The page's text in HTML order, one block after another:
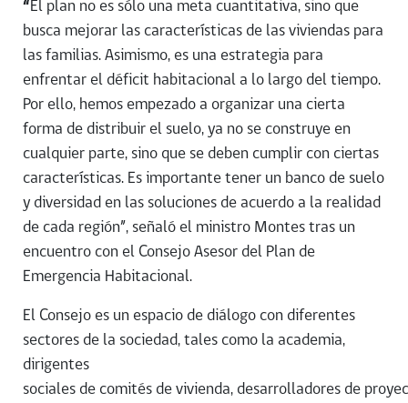
“El plan no es sólo una meta cuantitativa, sino que
busca mejorar las características de las viviendas para
las familias. Asimismo, es una estrategia para
enfrentar el déficit habitacional a lo largo del tiempo.
Por ello, hemos empezado a organizar una cierta
forma de distribuir el suelo, ya no se construye en
cualquier parte, sino que se deben cumplir con ciertas
características. Es importante tener un banco de suelo
y diversidad en las soluciones de acuerdo a la realidad
de cada región”, señaló el ministro Montes tras un
encuentro con el Consejo Asesor del Plan de
Emergencia Habitacional.
El Consejo es un espacio de diálogo con diferentes
sectores de la sociedad, tales como la academia,
dirigentes
sociales de comités de vivienda, desarrolladores de